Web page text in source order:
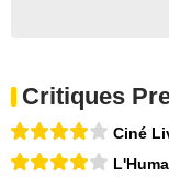
Critiques
Ciné